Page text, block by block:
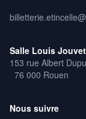
Salle Louis Jouvet
153 rue Albert
76 000 Rouen
Nous suivre